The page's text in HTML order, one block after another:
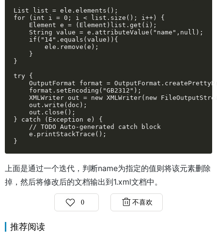
List list = ele.elements();
for (int i = 0; i < list.size(); i++) {
Element e = (Element)list.get(i);
String value = e.attributeValue("name",null);
if("14".equals(value)){
ele.remove(e);
}
}
try {
OutputFormat format =
format.setEncoding("GB2312");
XMLWriter out = new XMLWriter(new
out.write(doc);
out.close();
} catch (Exception e) {
// TODO Auto-generated catch block
e.printStackTrace();
}
上面是通过一个迭代，判断name为指定的值则将该元素删除
掉，然后将修改后的文档输出到1.xml文档中。
0 不喜欢
推荐阅读